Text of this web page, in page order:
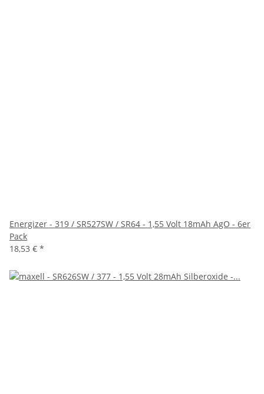
Energizer - 319 / SR527SW / SR64 - 1,55 Volt 18mAh AgO - 6er
Pack
18,53 € *